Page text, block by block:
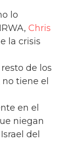
lo
Chris
la crisis
de los
tiene el
en el
niegan
del